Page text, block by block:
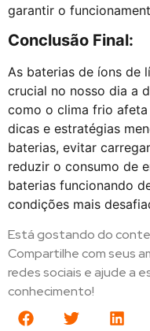
garantir o
Conclusão Final:
As baterias de íons de
crucial no nosso dia a
como o clima frio afeta
dicas e estratégias
baterias, evitar
reduzir o consumo de
baterias funcionando
condições mais
Está gostando do
Compartilhe com seus
redes sociais e ajude a
conhecimento!